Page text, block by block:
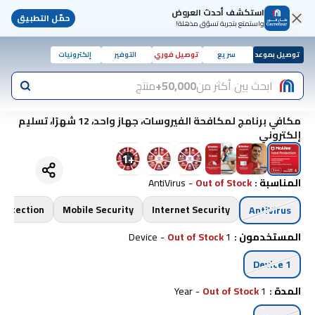
استكشف أحدث العروض
واستمتع بتجربة تسوّق مذهلة! حمّل التطبيق
توصيل بموعد سريع توصيل فوري التوفير إلكترونيات
ابحث بين أكثر من50,000+ منتج
مكافي برنامج لمكافحة الفيروسات، جهاز واحد، 12 شهرًا، تسليم
إلكتروني
+
1
المناسبة:
AntiVirus -Out of Stock
AntiVirus
Internet Security
Mobile Security
المستخدمون:
1 Device
-Out of Stock
1 Device
المدة:
1 Year
-Out of Stock